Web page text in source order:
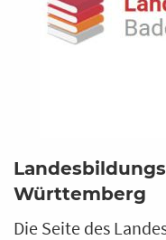
Württemberg
Die Seite des